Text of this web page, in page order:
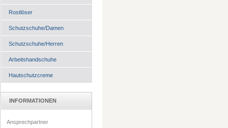
Rostlöser
Schutzschuhe/Damen
Schutzschuhe/Herren
Arbeitshandschuhe
Hautschutzcreme
INFORMATIONEN
Ansprechpartner